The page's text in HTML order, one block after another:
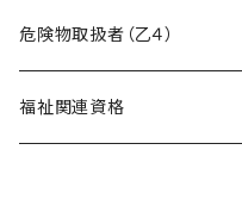
危険物取扱者（乙４）
在宅模擬試験
福祉関連資格